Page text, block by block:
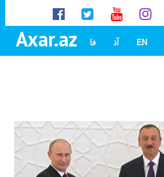
Axar.az EN آذ فا